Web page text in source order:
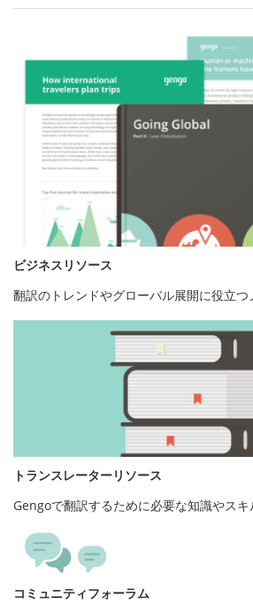
ビジネスリソース
翻訳のトレンドやグローバル展開に役立つ
トランスレーターリソース
Gengoで翻訳するために必要な知識やスキ
コミュニティフォーラム